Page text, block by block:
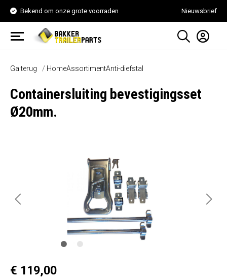
Bekend om onze grote voorraden Nieuwsbrief
Ga terug HomeAssortimentAnti-diefstal
Containersluiting bevestigingsset
Ø20mm.
€ 119,00